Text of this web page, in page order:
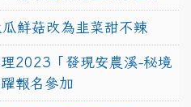
鮮菇改為韭菜甜不辣
2023「發現安農溪-秘境
報名參加